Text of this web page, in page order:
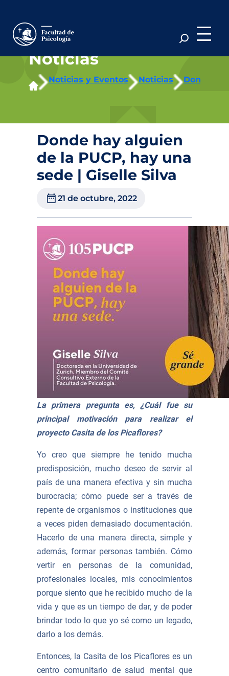
contenido
Noticias
Noticias y Eventos Noticias Donde
Donde hay alguien
de la PUCP, hay una
sede | Giselle Silva
21 de octubre, 2022
La primera pregunta es, ¿Cuál fue su
principal motivación para realizar el
proyecto Casita de los Picaflores?
Yo creo que siempre he tenido mucha
predisposición, mucho deseo de servir al
país de una manera efectiva y sin mucha
burocracia; cómo puede ser a través de
repente de organismos o instituciones que
a veces piden demasiado documentación.
Hacerlo de una manera directa, simple y
además, formar personas también. Cómo
vertir en personas de la comunidad,
profesionales locales, mis conocimientos
porque siento que he recibido mucho de la
vida y que es un tiempo de dar, y de poder
brindar todo lo que yo sé como un legado,
darlo a los demás.
Entonces, la Casita de los Picaflores es un
centro comunitario de salud mental que